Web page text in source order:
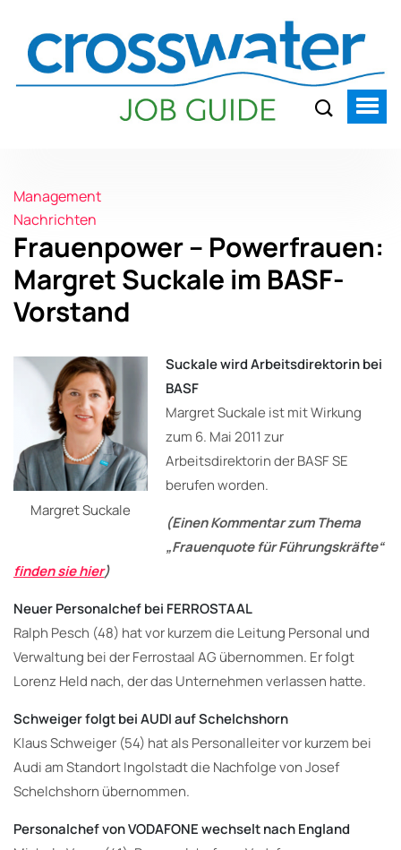
Management
Nachrichten
Frauenpower – Powerfrauen:
Margret Suckale im BASF-
Vorstand
Margret Suckale
Suckale wird Arbeitsdirektorin bei
BASF
Margret Suckale ist mit Wirkung
zum 6. Mai 2011 zur
Arbeitsdirektorin der BASF SE
berufen worden.
(Einen Kommentar zum Thema
„Frauenquote für Führungskräfte“
finden sie hier)
Neuer Personalchef bei FERROSTAAL
Ralph Pesch (48) hat vor kurzem die Leitung Personal und
Verwaltung bei der Ferrostaal AG übernommen. Er folgt
Lorenz Held nach, der das Unternehmen verlassen hatte.
Schweiger folgt bei AUDI auf Schelchshorn
Klaus Schweiger (54) hat als Personalleiter vor kurzem bei
Audi am Standort Ingolstadt die Nachfolge von Josef
Schelchshorn übernommen.
Personalchef von VODAFONE wechselt nach England